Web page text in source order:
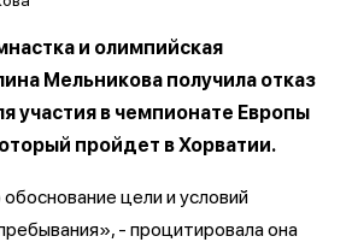
и олимпийская
Мельникова получила отказ
участия в чемпионате Европы
пройдет в Хорватии.
цели и условий
- процитировала она